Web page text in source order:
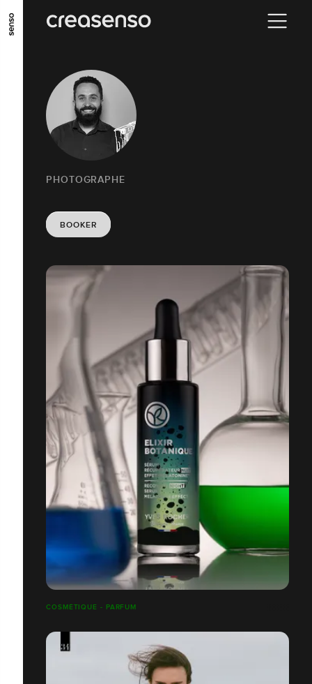
ALLER AU CONTENU PRINCIPAL
ALLER EN BAS DE PAGE
PHOTOGRAPHE
BOOKER
COSMÉTIQUE - PARFUM